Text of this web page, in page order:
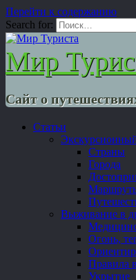
Перейти к содержанию
Search for:
Мир
Сайт о
Статьи
Страны
Города
Выживание в
Огонь,
Правила
Укрытие